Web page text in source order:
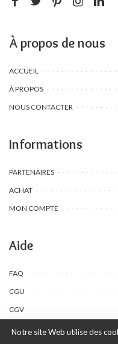
À propos de nous
ACCUEIL
À PROPOS
NOUS CONTACTER
Informations
PARTENAIRES
ACHAT
MON COMPTE
Aide
FAQ
CGU
CGV
Notre site Web utilise des